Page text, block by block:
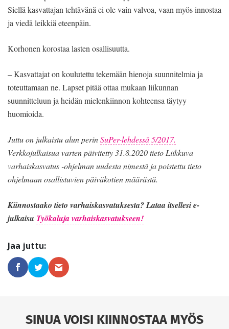
Siellä kasvattajan tehtävänä ei ole vain valvoa, vaan myös innostaa
ja viedä leikkiä eteenpäin.
Korhonen korostaa lasten osallisuutta.
– Kasvattajat on koulutettu tekemään hienoja suunnitelmia ja
toteuttamaan ne. Lapset pitää ottaa mukaan liikunnan
suunnitteluun ja heidän mielenkiinnon kohteensa täytyy
huomioida.
Juttu on julkaistu alun perinSuPer-lehdessä 5/2017.
Verkkojulkaisua varten päivitetty 31.8.2020 tieto Liikkuva
varhaiskasvatus -ohjelman uudesta nimestä ja poistettu tieto
ohjelmaan osallistuvien päiväkotien määrästä.
Kiinnostaako tieto varhaiskasvatuksesta? Lataa itsellesi e-
julkaisu Työkaluja varhaiskasvatukseen!
SINUA VOISI KIINNOSTAA MYÖS